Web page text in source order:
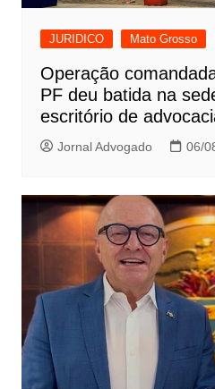
JURIDICO Mato Grosso
Operação
PF deu batida na
escritório de
Jornal Advogado 06/